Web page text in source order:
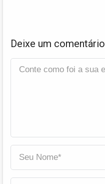
Deixe um comentário